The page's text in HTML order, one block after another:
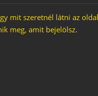
mit szeretnél látni az
meg, amit bejelölsz.